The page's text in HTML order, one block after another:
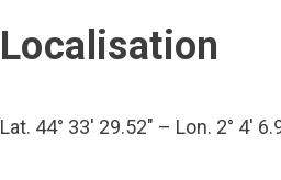
Localisation
Lat. 44° 33′ 29.52″ – Lon. 2° 4′